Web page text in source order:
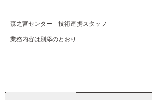
森之宮センター 技術連携スタッフ
業務内容は別添のとおり